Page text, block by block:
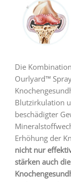
Die
Ourlyard™
Blutzirkulation
beschädigter
Erhöhung der
nicht nur
stärken auch